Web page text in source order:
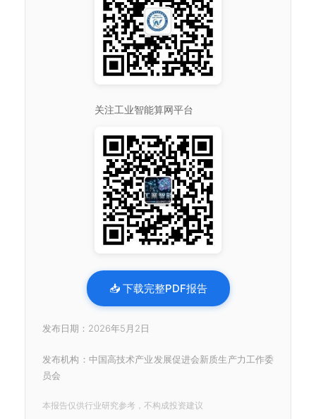
关注工业智能算网平台
📥 下载完整PDF报告
发布日期：2026年5月2日
发布机构：中国高技术产业发展促进会新质生产力工作委
员会
本报告仅供行业研究参考，不构成投资建议